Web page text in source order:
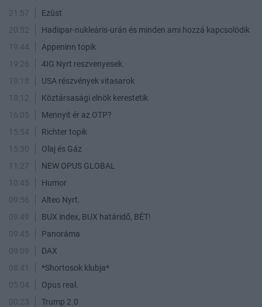
21:57
Ezüst
20:52
Hadiipar-nukleáris-urán és minden ami hozzá kapcsolódik
19:44
Appeninn topik
19:26
4IG Nyrt reszvenyesek.
19:18
USA részvények vitasarok
18:12
Köztársasági elnök kerestetik
16:05
Mennyit ér az OTP?
15:54
Richter topik
15:30
Olaj és Gáz
11:27
NEW OPUS GLOBAL
10:45
Humor
09:56
Alteo Nyrt.
09:49
BUX index, BUX határidő, BÉT!
09:45
Panoráma
09:09
DAX
08:41
*Shortosok klubja*
05:04
Opus real.
00:23
Trump 2.0